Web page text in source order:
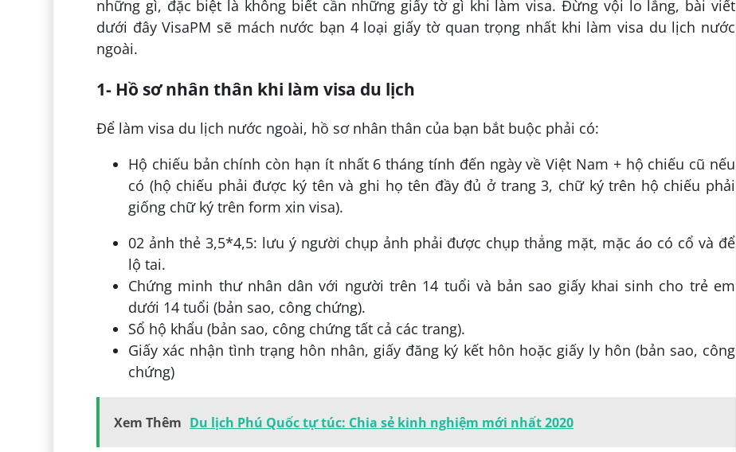
những gì, đặc biệt là không biết cần những giấy tờ gì khi làm visa. Đừng vội lo lắng, bài viết
dưới đây VisaPM sẽ mách nước bạn 4 loại giấy tờ quan trọng nhất khi làm visa du lịch nước
ngoài.
1- Hồ sơ nhân thân khi làm visa du lịch
Để làm visa du lịch nước ngoài, hồ sơ nhân thân của bạn bắt buộc phải có:
Hộ chiếu bản chính còn hạn ít nhất 6 tháng tính đến ngày về Việt Nam + hộ chiếu cũ nếu
có (hộ chiếu phải được ký tên và ghi họ tên đầy đủ ở trang 3, chữ ký trên hộ chiếu phải
giống chữ ký trên form xin visa).
02 ảnh thẻ 3,5*4,5: lưu ý người chụp ảnh phải được chụp thẳng mặt, mặc áo có cổ và để
lộ tai.
Chứng minh thư nhân dân với người trên 14 tuổi và bản sao giấy khai sinh cho trẻ em
dưới 14 tuổi (bản sao, công chứng).
Sổ hộ khẩu (bản sao, công chứng tất cả các trang).
Giấy xác nhận tình trạng hôn nhân, giấy đăng ký kết hôn hoặc giấy ly hôn (bản sao, công
chứng)
Xem Thêm Du lịch Phú Quốc tự túc: Chia sẻ kinh nghiệm mới nhất 2020